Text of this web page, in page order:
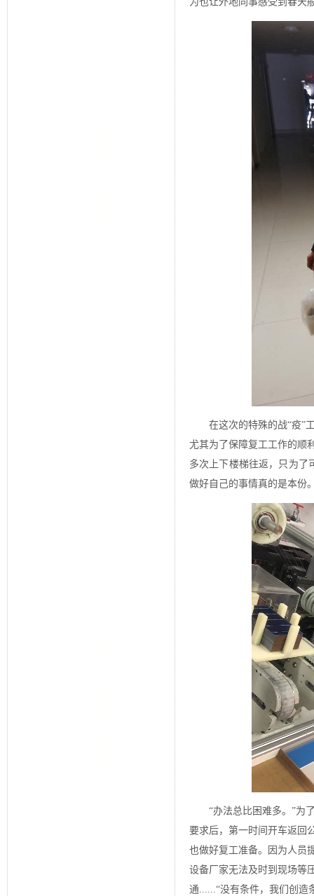
在这次的特殊的战“疫”
尤其为了保障复工工作的顺
多次上下楼梯往返，只为了
做好自己的事情真的是本份
“办法总比困难多。”为
要求后，第一时间开车返回
也做好复工准备。因为人员
设备厂家无法及时到现场等
通......“没有条件，我们创造